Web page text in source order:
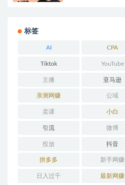
标签
AI CPA
Tiktok YouTube
主播 亚马逊
亲测网赚 公域
卖课 小白
引流 微博
投放 抖音
拼多多 新手网赚
日入过千 最新网赚